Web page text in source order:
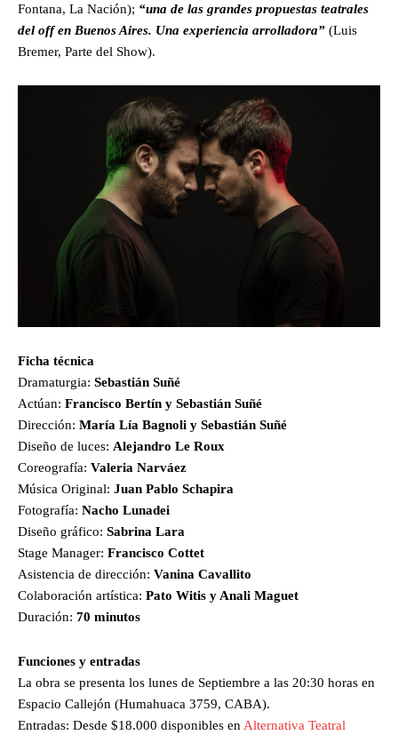
Fontana, La Nación); “una de las grandes propuestas teatrales
del off en Buenos Aires. Una experiencia arrolladora” (Luis
Bremer, Parte del Show).
Ficha técnica
Dramaturgia: Sebastián Suñé
Actúan: Francisco Bertín y Sebastián Suñé
Dirección: María Lía Bagnoli y Sebastián Suñé
Diseño de luces: Alejandro Le Roux
Coreografía: Valeria Narváez
Música Original: Juan Pablo Schapira
Fotografía: Nacho Lunadei
Diseño gráfico: Sabrina Lara
Stage Manager: Francisco Cottet
Asistencia de dirección: Vanina Cavallito
Colaboración artística: Pato Witis y Anali Maguet
Duración: 70 minutos
Funciones y entradas
La obra se presenta los lunes de Septiembre a las 20:30 horas en
Espacio Callejón (Humahuaca 3759, CABA).
Entradas: Desde $18.000 disponibles en Alternativa Teatral